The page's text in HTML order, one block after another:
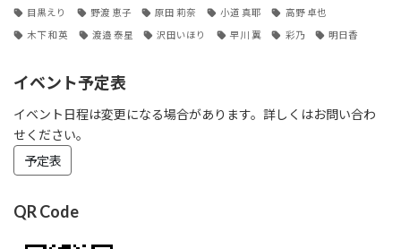
目黒えり 野渡 恵子 原田 莉奈 小道 真耶 高野 卓也
木下 和英 渡邉 泰星 沢田いほり 早川 翼 彩乃 明日香
イベント予定表
イベント日程は変更になる場合があります。詳しくはお問い合わ
せください。
予定表
QR Code